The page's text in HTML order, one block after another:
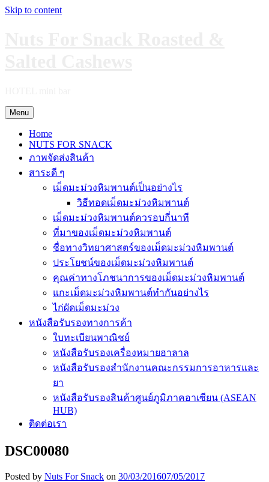
Skip to content
Menu
Home
NUTS FOR SNACK
ภาพจัดส่งสินค้า
สาระดี ๆ
เม็ดมะม่วงหิมพานต์เป็นอย่างไร
วิธีทอดเม็ดมะม่วงหิมพานต์
เม็ดมะม่วงหิมพานต์ควรอบกี่นาที
ที่มาของเม็ดมะม่วงหิมพานต์
ชื่อทางวิทยาศาสตร์ของเม็ดมะม่วงหิมพานต์
ประโยชน์ของเม็ดมะม่วงหิมพานต์
คุณค่าทางโภชนาการของเม็ดมะม่วงหิมพานต์
แกะเม็ดมะม่วงหิมพานต์ทำกันอย่างไร
ไก่ผัดเม็ดมะม่วง
หนังสือรับรองทางการค้า
ใบทะเบียนพาณิชย์
หนังสือรับรองเครื่องหมายฮาลาล
หนังสือรับรองสำนักงานคณะกรรมการอาหารและ
ยา
หนังสือรับรองสินค้าศูนย์ภูมิภาคอาเซียน (ASEAN
HUB)
ติดต่อเรา
DSC00080
Posted by Nuts For Snack on 30/03/201607/05/2017